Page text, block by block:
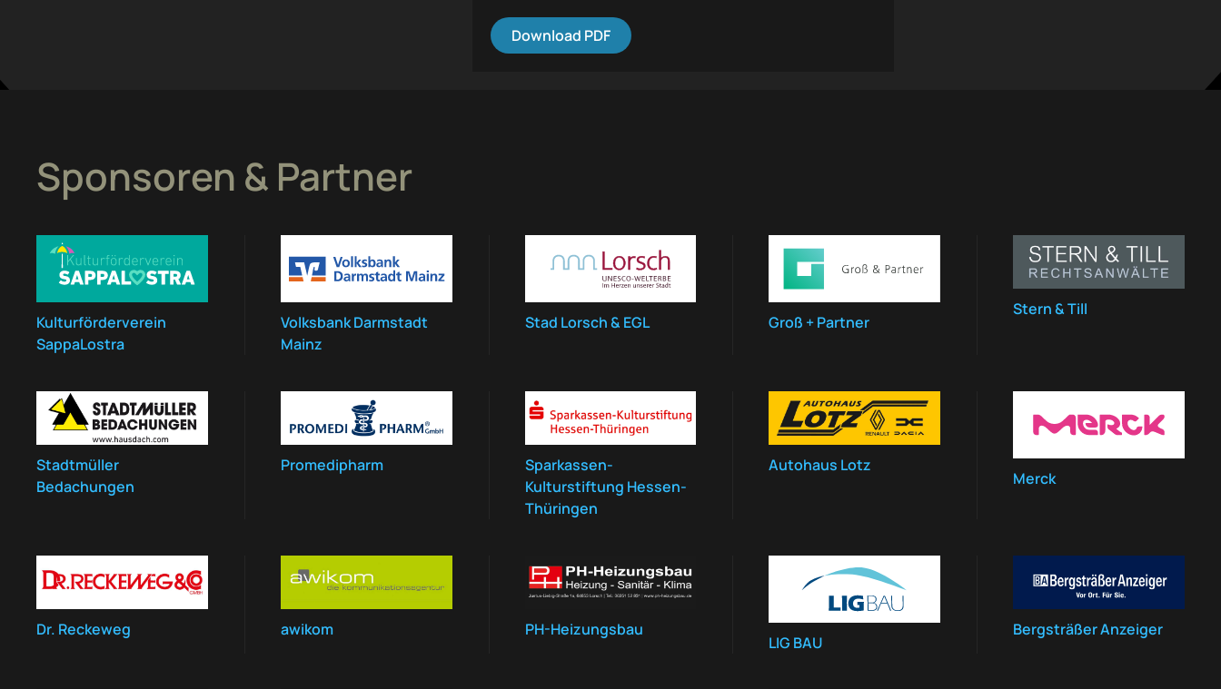
Download PDF
Sponsoren & Partner
Kulturförderverein
SappaLostra
Volksbank Darmstadt
Mainz
Stad Lorsch & EGL Groß + Partner
Stern & Till
Stadtmüller
Bedachungen
Promedipharm
Sparkassen-
Kulturstiftung Hessen-
Thüringen
Autohaus Lotz
Merck
Dr. Reckeweg awikom PH-Heizungsbau
LIG BAU
Bergsträßer Anzeiger